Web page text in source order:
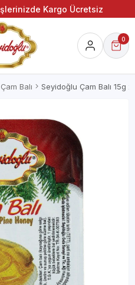
Kargo Ücretsiz
0
Çam Balı Seyidoğlu Çam Balı 15g